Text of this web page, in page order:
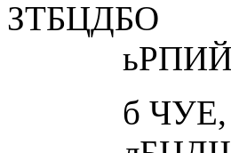
ЗТБЦДБО
ьРПИЙ
б ЧУЕ,